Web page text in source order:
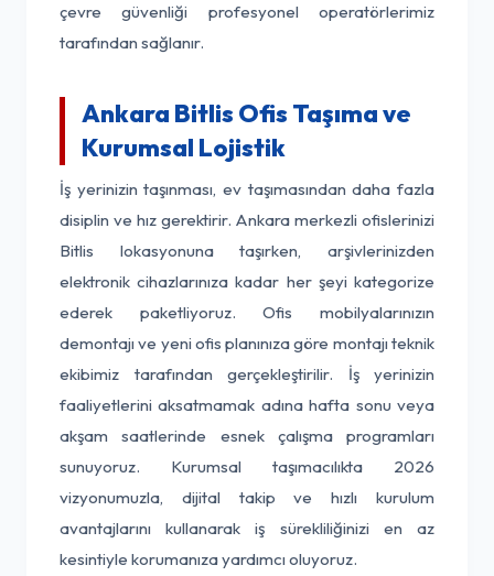
çevre güvenliği profesyonel operatörlerimiz
tarafından sağlanır.
Ankara Bitlis Ofis Taşıma ve
Kurumsal Lojistik
İş yerinizin taşınması, ev taşımasından daha fazla
disiplin ve hız gerektirir. Ankara merkezli ofislerinizi
Bitlis lokasyonuna taşırken, arşivlerinizden
elektronik cihazlarınıza kadar her şeyi kategorize
ederek paketliyoruz. Ofis mobilyalarınızın
demontajı ve yeni ofis planınıza göre montajı teknik
ekibimiz tarafından gerçekleştirilir. İş yerinizin
faaliyetlerini aksatmamak adına hafta sonu veya
akşam saatlerinde esnek çalışma programları
sunuyoruz. Kurumsal taşımacılıkta 2026
vizyonumuzla, dijital takip ve hızlı kurulum
avantajlarını kullanarak iş sürekliliğinizi en az
kesintiyle korumanıza yardımcı oluyoruz.